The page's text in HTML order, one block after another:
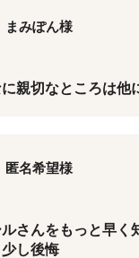
まみぽん様
親切なところは他
匿名希望様
さんをもっと早く
し後悔